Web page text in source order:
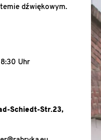
dźwiękowym.
Uhr
Schiedt-Str.23,